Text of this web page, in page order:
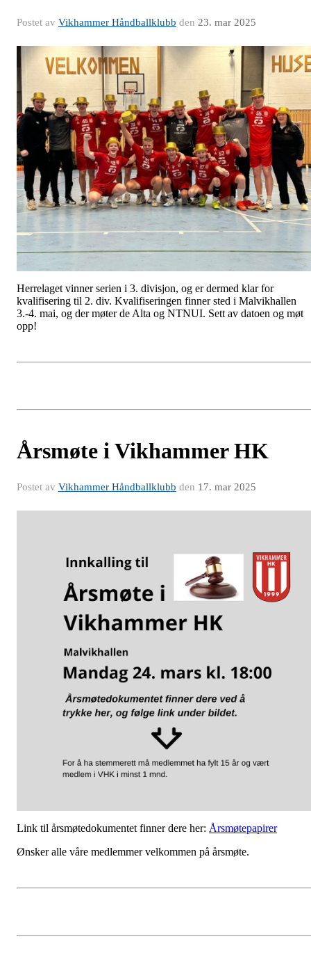
Postet av Vikhammer Håndballklubb den 23. mar 2025
Herrelaget vinner serien i 3. divisjon, og er dermed klar for
kvalifisering til 2. div. Kvalifiseringen finner sted i Malvikhallen
3.-4. mai, og der møter de Alta og NTNUI. Sett av datoen og møt
opp!
Årsmøte i Vikhammer HK
Postet av Vikhammer Håndballklubb den 17. mar 2025
Link til årsmøtedokumentet finner dere her: Årsmøtepapirer
Ønsker alle våre medlemmer velkommen på årsmøte.